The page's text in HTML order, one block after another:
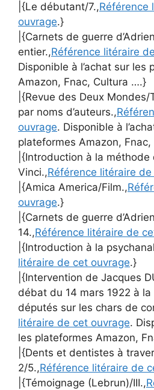
|{Le débutant/7.,Référence
ouvrage.}
|{Carnets de guerre
entier.,Référence litéraire
Disponible à l’achat sur les
Amazon, Fnac, Cultura ….}
|{Revue des Deux
par noms d’auteurs.,
ouvrage. Disponible à
plateformes Amazon,
|{Introduction à la
Vinci.,Référence litéraire
|{Amica America/Film.,
ouvrage.}
|{Carnets de guerre
14.,Référence litéraire de
|{Introduction à la
litéraire de cet ouvrage.}
|{Intervention de Jacques
débat du 14 mars 1922 à
députés sur les chars de
litéraire de cet ouvrage.
les plateformes Amazon,
|{Dents et dentistes à
2/5.,Référence litéraire de
|{Témoignage (Lebrun)/III.,